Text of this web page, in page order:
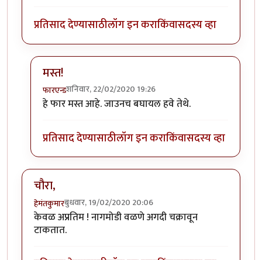
प्रतिसाद देण्यासाठीलॉग इन कराकिंवासदस्य व्हा
मस्त!
फारएन्डशनिवार, 22/02/2020 19:26
In reply toया बद्दल काय म्हणाल ....?by
हे फार मस्त आहे. जाउनच बघायल हवे तेथे.
प्रतिसाद देण्यासाठीलॉग इन कराकिंवासदस्य व्हा
चौरा,
हेमंतकुमारबुधवार, 19/02/2020 20:06
केवळ अप्रतिम ! नागमोडी वळणे अगदी चक्रावून
टाकतात.